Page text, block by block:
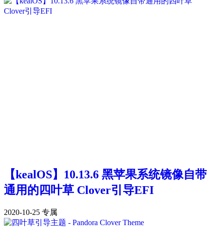
【kealOS】10.13.6 黑苹果系统镜像自带
通用的四叶草 Clover引导EFI
2020-10-25 专属